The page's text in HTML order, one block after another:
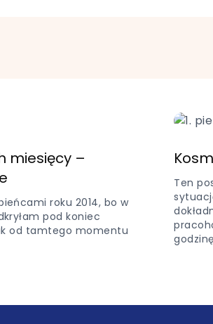
miesięcy –
roku 2014, bo w
pod koniec
od tamtego momentu
Ten